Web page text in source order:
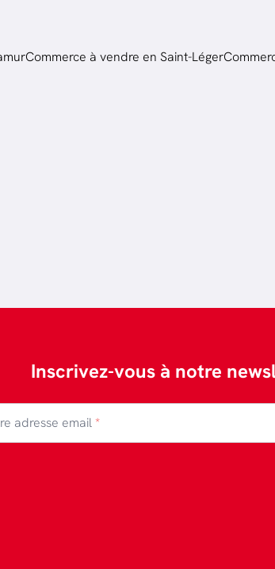
Commerce à vendre en Saint-Léger
Inscrivez-vous à notre
adresse email*